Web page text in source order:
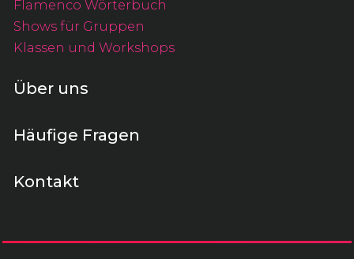
Flamenco Wörterbuch
Shows für Gruppen
Klassen und Workshops
Über uns
Häufige Fragen
Kontakt